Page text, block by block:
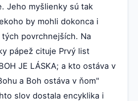
Jeho myšlienky sú tak
by mohli dokonca i
povrchnejších. Na
pápež cituje Prvý list
JE LÁSKA; a kto ostáva v
a Boh ostáva v ňom"
slov dostala encyklika i